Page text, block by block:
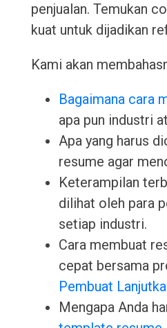
penjualan. Temukan
kuat untuk dijadikan
Kami akan
Bagaimana cara
apa pun industri
Apa yang harus
resume agar
Keterampilan
dilihat oleh para
setiap industri.
Cara membuat
cepat bersama
Pembuat
Mengapa Anda